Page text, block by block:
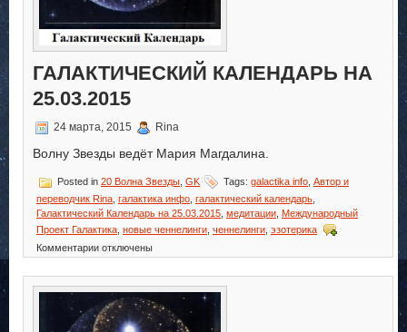
ГАЛАКТИЧЕСКИЙ КАЛЕНДАРЬ НА
25.03.2015
24 марта, 2015 Rina
Волну Звезды ведёт Мария Магдалина.
Posted in 20 Волна Звезды GK Tags: galactika info Автор и
переводчик Rina галактика инфо галактический календарь
Галактический Календарь на 25.03.2015 медитации Международный
Проект Галактика новые ченнелинги ченнелинги эзотерика
Комментариик
записи
Галактический
Календарь
на
25.03.2015
отключены